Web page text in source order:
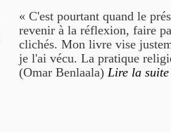
« C'est pourtant quand le
revenir à la réflexion, faire
clichés. Mon livre vise
je l'ai vécu. La pratique
(Omar Benlaala) Lire la suite